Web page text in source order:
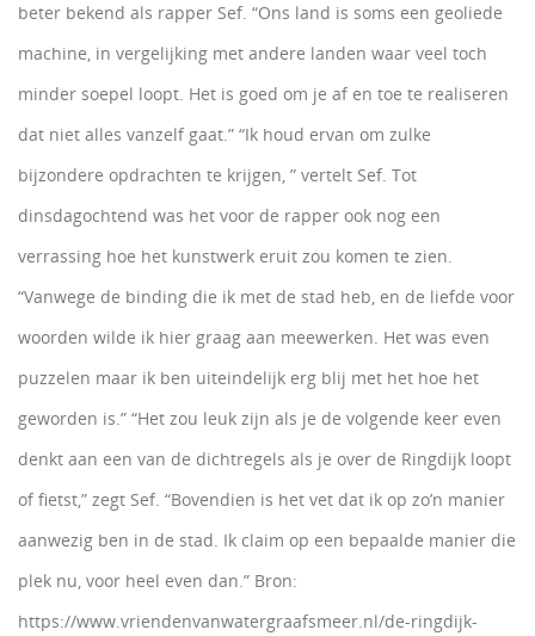
beter bekend als rapper Sef. “Ons land is soms een geoliede
machine, in vergelijking met andere landen waar veel toch
minder soepel loopt. Het is goed om je af en toe te realiseren
dat niet alles vanzelf gaat.” “Ik houd ervan om zulke
bijzondere opdrachten te krijgen, ” vertelt Sef. Tot
dinsdagochtend was het voor de rapper ook nog een
verrassing hoe het kunstwerk eruit zou komen te zien.
“Vanwege de binding die ik met de stad heb, en de liefde voor
woorden wilde ik hier graag aan meewerken. Het was even
puzzelen maar ik ben uiteindelijk erg blij met het hoe het
geworden is.” “Het zou leuk zijn als je de volgende keer even
denkt aan een van de dichtregels als je over de Ringdijk loopt
of fietst,” zegt Sef. “Bovendien is het vet dat ik op zo’n manier
aanwezig ben in de stad. Ik claim op een bepaalde manier die
plek nu, voor heel even dan.” Bron:
https://www.vriendenvanwatergraafsmeer.nl/de-ringdijk-